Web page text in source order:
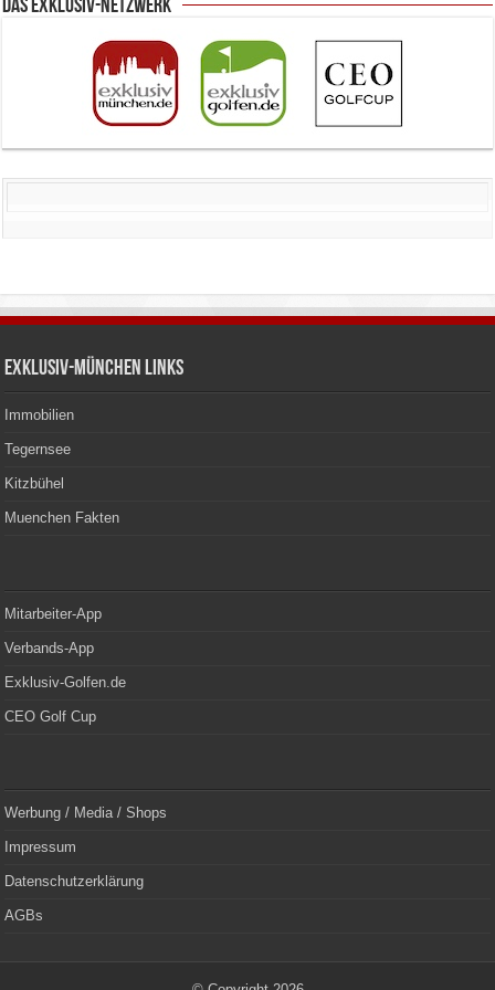
Das Exklusiv-Netzwerk
Exklusiv-München Links
Immobilien
Tegernsee
Kitzbühel
Muenchen Fakten
Mitarbeiter-App
Verbands-App
Exklusiv-Golfen.de
CEO Golf Cup
Werbung / Media / Shops
Impressum
Datenschutzerklärung
AGBs